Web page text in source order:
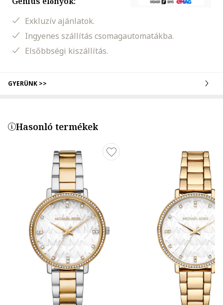
Exkluzív ajánlatok.
Ingyenes szállítás csomagautomatákba.
Elsőbbségi kiszállítás.
GYERÜNK >>
Hasonló termékek